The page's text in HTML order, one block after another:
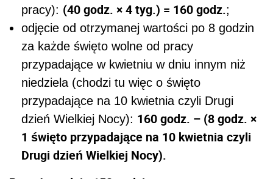
pracy): (40 godz. × 4 tyg.) = 160 godz.;
odjęcie od otrzymanej wartości po 8 godzin
za każde święto wolne od pracy
przypadające w kwietniu w dniu innym niż
niedziela (chodzi tu więc o święto
przypadające na 10 kwietnia czyli Drugi
dzień Wielkiej Nocy): 160 godz. – (8 godz. ×
1 święto przypadające na 10 kwietnia czyli
Drugi dzień Wielkiej Nocy).